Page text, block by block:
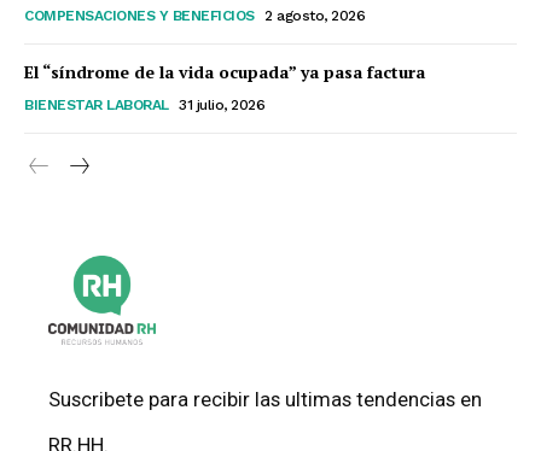
COMPENSACIONES Y BENEFICIOS 2 agosto, 2026
El “síndrome de la vida ocupada” ya pasa factura
BIENESTAR LABORAL 31 julio, 2026
Suscribete para recibir las ultimas tendencias en
RR.HH.